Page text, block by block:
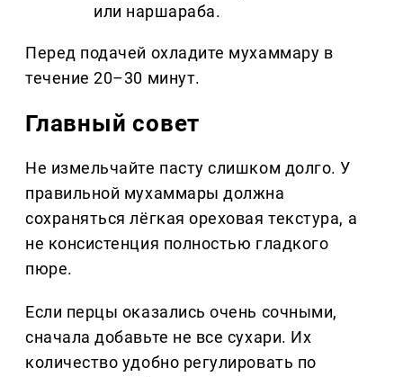
или наршараба.
Перед подачей охладите мухаммару в
течение 20–30 минут.
Главный совет
Не измельчайте пасту слишком долго. У
правильной мухаммары должна
сохраняться лёгкая ореховая текстура, а
не консистенция полностью гладкого
пюре.
Если перцы оказались очень сочными,
сначала добавьте не все сухари. Их
количество удобно регулировать по